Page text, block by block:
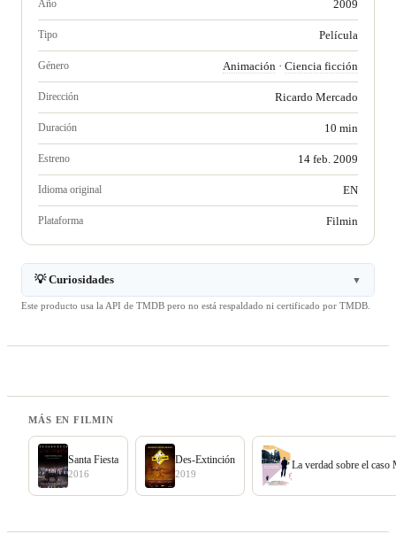
Año 2009
Tipo Película
Género Animación · Ciencia ficción
Dirección Ricardo Mercado
Duración 10 min
Estreno 14 feb. 2009
Idioma original EN
Plataforma Filmin
💡 Curiosidades ▼
Este producto usa la API de TMDB pero no está respaldado ni certificado por TMDB.
MÁS EN FILMIN
Santa Fiesta
2016
Des-Extinción
2019
La verdad sobre el caso